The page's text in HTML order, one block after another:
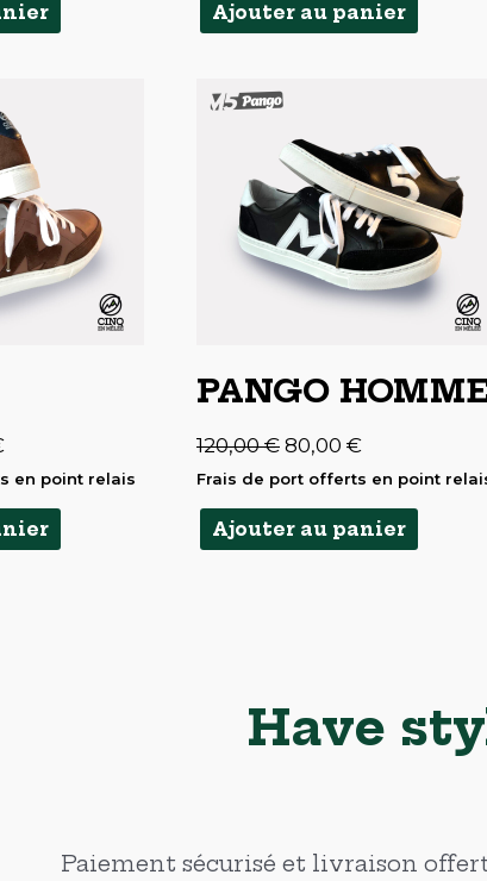
Ajouter au panier
Le
actuel
80,00 €.
en point relais
PANGO
120,00€ Le
prix
initial
120,00 €.
80,00 €Le
actuel
80,00 €.
Frais de port offerts en point
Ajouter au panier
Have
Paiement sécurisé et livraison